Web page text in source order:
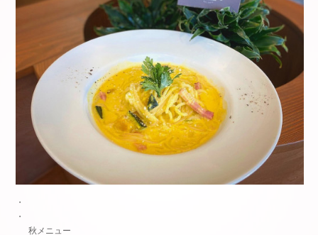
・
・
秋メニュー